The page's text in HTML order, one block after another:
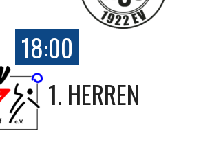
18:00
1. HERREN